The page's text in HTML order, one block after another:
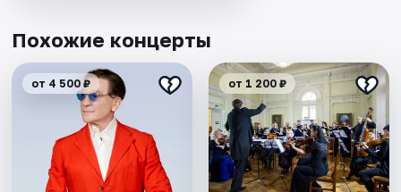
Похожие концерты
от 4 500 ₽ от 1 200 ₽